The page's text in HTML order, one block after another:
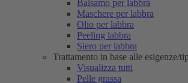
Balsamo per labbra
Maschere per labbra
Olio per labbra
Peeling labbra
Siero per labbra
Trattamento in base alle esigenze/
Visualizza tutti
Pelle grassa